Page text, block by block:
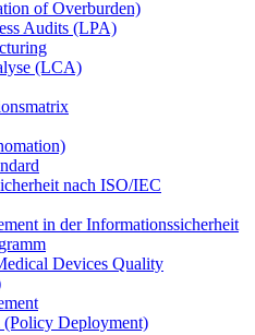
of Overburden)
Audits (LPA)
(LCA)
nach ISO/IEC
in der Informationssicherheit
Devices Quality
Deployment)